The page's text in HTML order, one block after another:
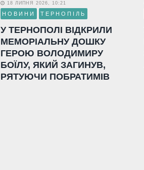
18 ЛИПНЯ 2026, 10:21
НОВИНИ ТЕРНОПІЛЬ
У ТЕРНОПОЛІ ВІДКРИЛИ
МЕМОРІАЛЬНУ ДОШКУ
ГЕРОЮ ВОЛОДИМИРУ
БОЇЛУ, ЯКИЙ ЗАГИНУВ,
РЯТУЮЧИ ПОБРАТИМІВ